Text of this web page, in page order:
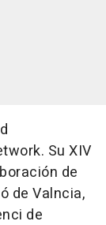
Su XIV
de
de Valncia,
de